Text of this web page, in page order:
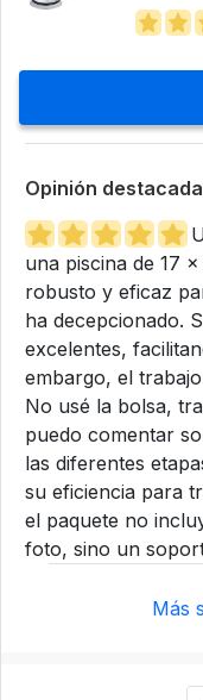
Opinión
una piscina de 17
robusto y eficaz
ha decepcionado.
excelentes,
embargo, el
No usé la bolsa,
puedo comentar
las diferentes
su eficiencia para
el paquete no
foto, sino un
Más